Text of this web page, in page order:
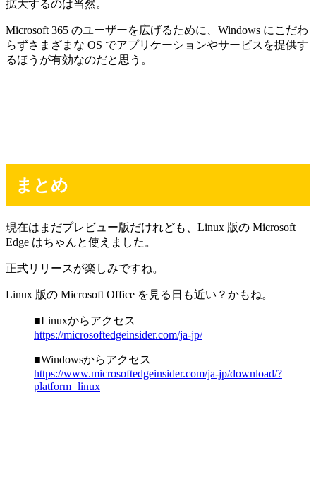
拡大するのは当然。
Microsoft 365 のユーザーを広げるために、Windows にこだわ
らずさまざまな OS でアプリケーションやサービスを提供す
るほうが有効なのだと思う。
まとめ
現在はまだプレビュー版だけれども、Linux 版の Microsoft
Edge はちゃんと使えました。
正式リリースが楽しみですね。
Linux 版の Microsoft Office を見る日も近い？かもね。
■Linuxからアクセス
https://microsoftedgeinsider.com/ja-jp/
■Windowsからアクセス
https://www.microsoftedgeinsider.com/ja-jp/download/?
platform=linux